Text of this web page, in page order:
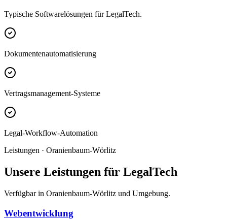
Typische Softwarelösungen für LegalTech.
Dokumentenautomatisierung
Vertragsmanagement-Systeme
Legal-Workflow-Automation
Leistungen · Oranienbaum-Wörlitz
Unsere Leistungen für LegalTech
Verfügbar in Oranienbaum-Wörlitz und Umgebung.
Webentwicklung